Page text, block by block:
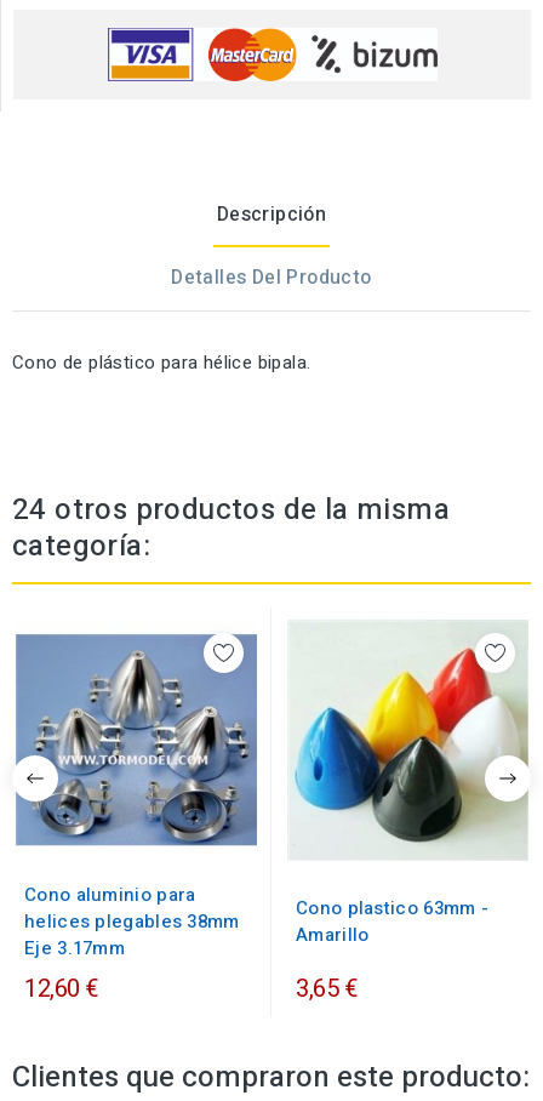
Descripción
Detalles Del Producto
Cono de plástico para hélice bipala.
24 otros productos de la misma
categoría:
Cono aluminio para
helices plegables 38mm
Eje 3.17mm
12,60 €
Cono plastico 63mm -
Amarillo
3,65 €
Clientes que compraron este producto: